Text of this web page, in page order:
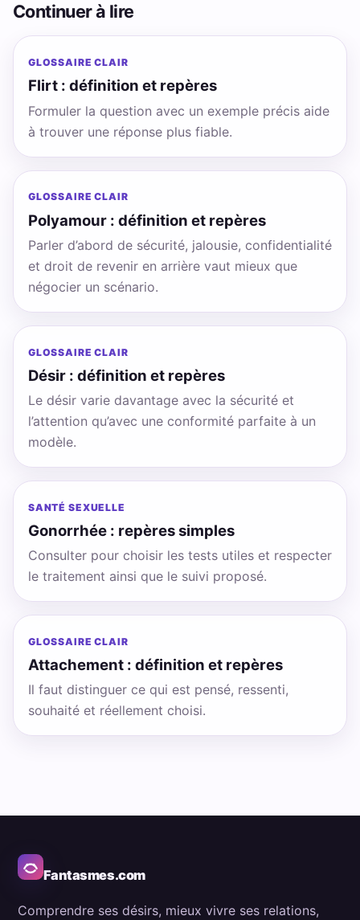
Continuer à lire
GLOSSAIRE CLAIR
Flirt : définition et repères
Formuler la question avec un exemple précis aide
à trouver une réponse plus fiable.
GLOSSAIRE CLAIR
Polyamour : définition et repères
Parler d’abord de sécurité, jalousie, confidentialité
et droit de revenir en arrière vaut mieux que
négocier un scénario.
GLOSSAIRE CLAIR
Désir : définition et repères
Le désir varie davantage avec la sécurité et
l’attention qu’avec une conformité parfaite à un
modèle.
SANTÉ SEXUELLE
Gonorrhée : repères simples
Consulter pour choisir les tests utiles et respecter
le traitement ainsi que le suivi proposé.
GLOSSAIRE CLAIR
Attachement : définition et repères
Il faut distinguer ce qui est pensé, ressenti,
souhaité et réellement choisi.
Fantasmes.com
Comprendre ses désirs, mieux vivre ses relations,